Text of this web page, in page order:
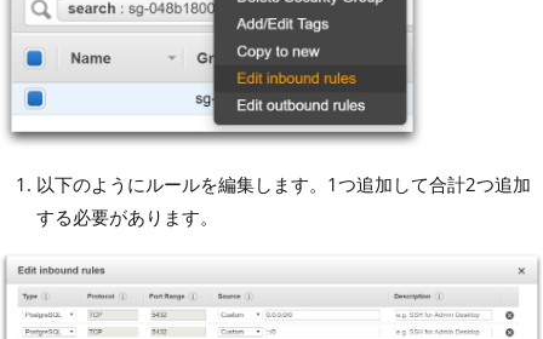
以下のようにルールを編集します。1つ追加して合計2つ追加
する必要があります。